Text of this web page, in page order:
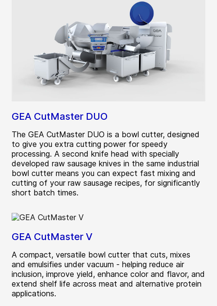
GEA CutMaster DUO
The GEA CutMaster DUO is a bowl cutter, designed
to give you extra cutting power for speedy
processing. A second knife head with specially
developed raw sausage knives in the same industrial
bowl cutter means you can expect fast mixing and
cutting of your raw sausage recipes, for significantly
short batch times.
GEA CutMaster V
A compact, versatile bowl cutter that cuts, mixes
and emulsifies under vacuum - helping reduce air
inclusion, improve yield, enhance color and flavor, and
extend shelf life across meat and alternative protein
applications.